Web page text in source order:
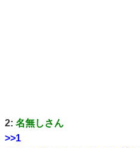
2: 名無しさん
>>1